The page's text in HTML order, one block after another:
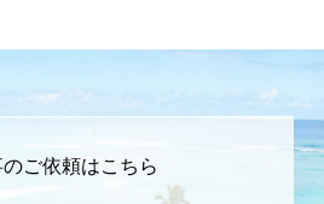
ご依頼はこちら